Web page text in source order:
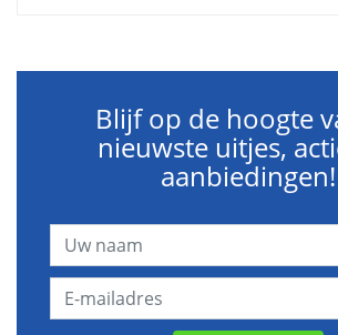
Blijf op de hoogte
nieuwste uitjes,
aanbiedingen!